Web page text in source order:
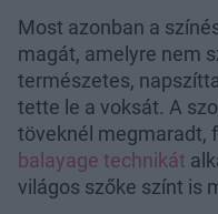
Most azonban a
magát, amelyre nem
természetes,
tette le a voksát. A
töveknél megmaradt,
balayage technikát
világos szőke színt is